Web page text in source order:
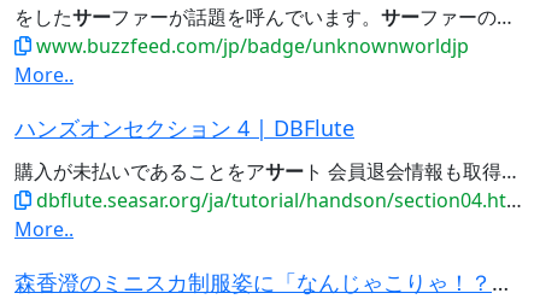
をしたサーファーが話題を呼んでいます。 サーファーのロン・タケダさんは4月25日、自身のFacebookを更新。
www.buzzfeed.com/jp/badge/unknownworldjp
More..
ハンズオンセクション 4 | DBFlute
購入が未払いであることをアサー ト 会員退会情報も取得して会員を検索 退会会員でない会員は、会員退会情報を持っていないことをア
dbflute.seasar.org/ja/tutorial/handson/section04.html
More..
森香澄のミニスカ制服姿に「なんじゃこりゃ！？」「やばいです」「反則」とファン悶絶